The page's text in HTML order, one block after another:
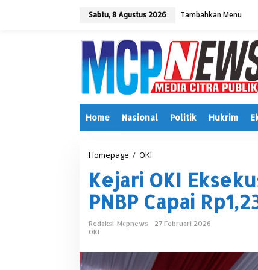
Sabtu, 8 Agustus 2026 Tambahkan Menu
Home Nasional Politik Hukrim
Homepage / OKI
j
a
r
i
O
E
k
Kejari OKI
PNBP Capai
Redaksi-Mcpnews
27 Februari 2026
OKI